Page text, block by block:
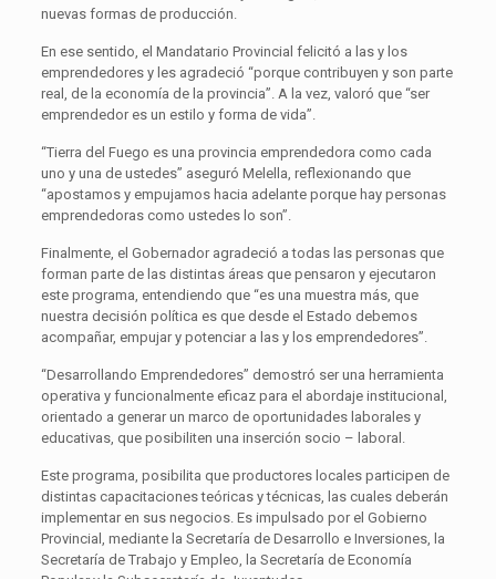
nuevas formas de producción.
En ese sentido, el Mandatario Provincial felicitó a las y los
emprendedores y les agradeció “porque contribuyen y son parte
real, de la economía de la provincia”. A la vez, valoró que “ser
emprendedor es un estilo y forma de vida”.
“Tierra del Fuego es una provincia emprendedora como cada
uno y una de ustedes” aseguró Melella, reflexionando que
“apostamos y empujamos hacia adelante porque hay personas
emprendedoras como ustedes lo son”.
Finalmente, el Gobernador agradeció a todas las personas que
forman parte de las distintas áreas que pensaron y ejecutaron
este programa, entendiendo que “es una muestra más, que
nuestra decisión política es que desde el Estado debemos
acompañar, empujar y potenciar a las y los emprendedores”.
“Desarrollando Emprendedores” demostró ser una herramienta
operativa y funcionalmente eficaz para el abordaje institucional,
orientado a generar un marco de oportunidades laborales y
educativas, que posibiliten una inserción socio – laboral.
Este programa, posibilita que productores locales participen de
distintas capacitaciones teóricas y técnicas, las cuales deberán
implementar en sus negocios. Es impulsado por el Gobierno
Provincial, mediante la Secretaría de Desarrollo e Inversiones, la
Secretaría de Trabajo y Empleo, la Secretaría de Economía